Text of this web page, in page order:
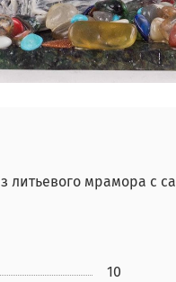
литьевого мрамора
10